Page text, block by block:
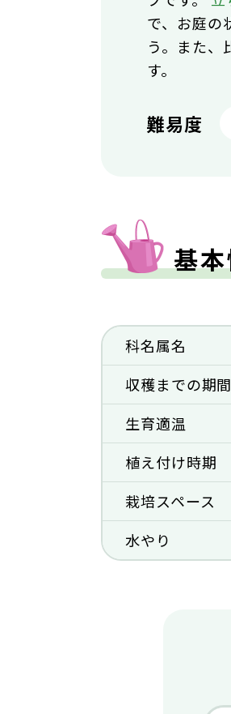
で、お庭の
う。また
す。
難易度
基
科名属名
収穫までの期間
生育適温
植え付け時期
栽培スペース
水やり